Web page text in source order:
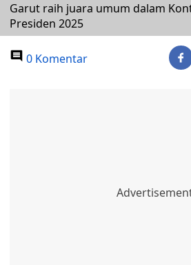
Garut raih juara umum dalam
Presiden 2025
0 Komentar